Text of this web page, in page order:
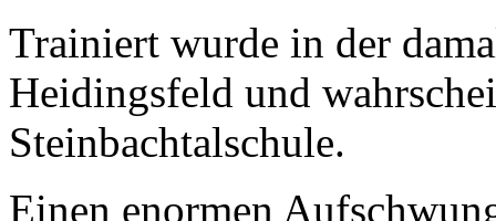
Trainiert wurde in der
Heidingsfeld und
Steinbachtalschule.
Einen enormen